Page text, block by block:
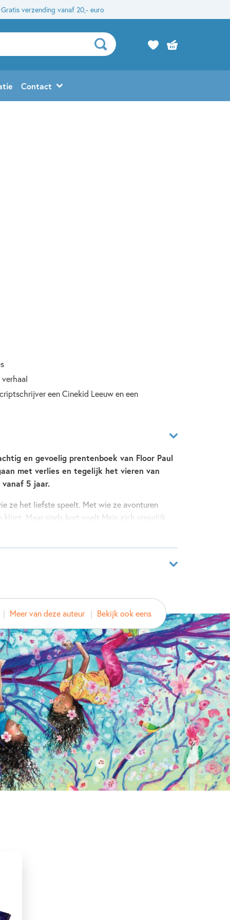
Gratis verzending vanaf 20,- euro
Contact
een Cinekid Leeuw en een
en gevoelig prentenboek van Floor Paul
met verlies en tegelijk het vieren van
vanaf 5 jaar.
ze het liefste speelt. Met wie ze avonturen
klimt. Maar sinds kort voelt Meis zich vreselijk
prachtige tekeningen van Anna Boterman.
Prentenboeken Verdriet & afscheid nemen
Meer van deze auteur Bekijk ook eens